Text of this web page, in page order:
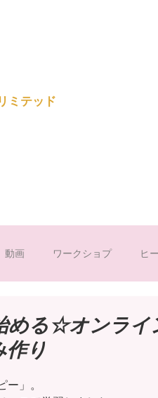
ミテッド
動画 ワークショプ ヒ
める☆オンライ
作り
」。